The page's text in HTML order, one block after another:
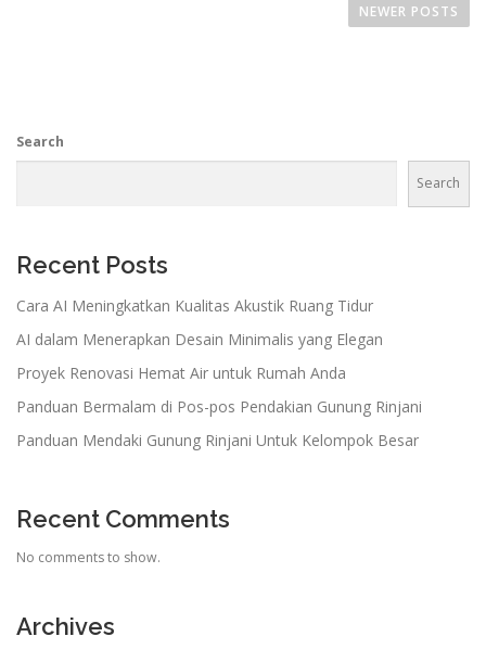
a
a
i
o
n
NEWER POSTS
Search
Search
Recent Posts
Cara AI Meningkatkan Kualitas Akustik Ruang Tidur
AI dalam Menerapkan Desain Minimalis yang Elegan
Proyek Renovasi Hemat Air untuk Rumah Anda
Panduan Bermalam di Pos-pos Pendakian Gunung Rinjani
Panduan Mendaki Gunung Rinjani Untuk Kelompok Besar
Recent Comments
No comments to show.
Archives